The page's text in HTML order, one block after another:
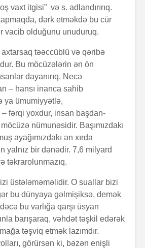
vaxt itgisi” və s. adlandırırıq.
dərk etməkdə bu cür
vacib olduğunu unuduruq.
təəccüblü və qəribə
Bu möcüzələrin ən ön
dayanırıq. Necə
– hansı inanca sahib
ya ümumiyyətlə,
– fərqi yoxdur, insan başdan-
nümunəsidir. Başımızdakı
ayağımızdakı ən xırda
yalnız bir dənədir. 7,6 milyard
təkrarolunmazıq.
üstələməməlidir. O suallar bizi
bu dünyaya gəlmişiksə, demək
bu varlığa qarşı üsyan
barışaraq, vəhdət təşkil edərək
təşviq etmək lazımdır.
görürsən ki, bəzən enişli
Adler və
gecə”
yarandı?
və necə
padşahla
hekayəti
Elm